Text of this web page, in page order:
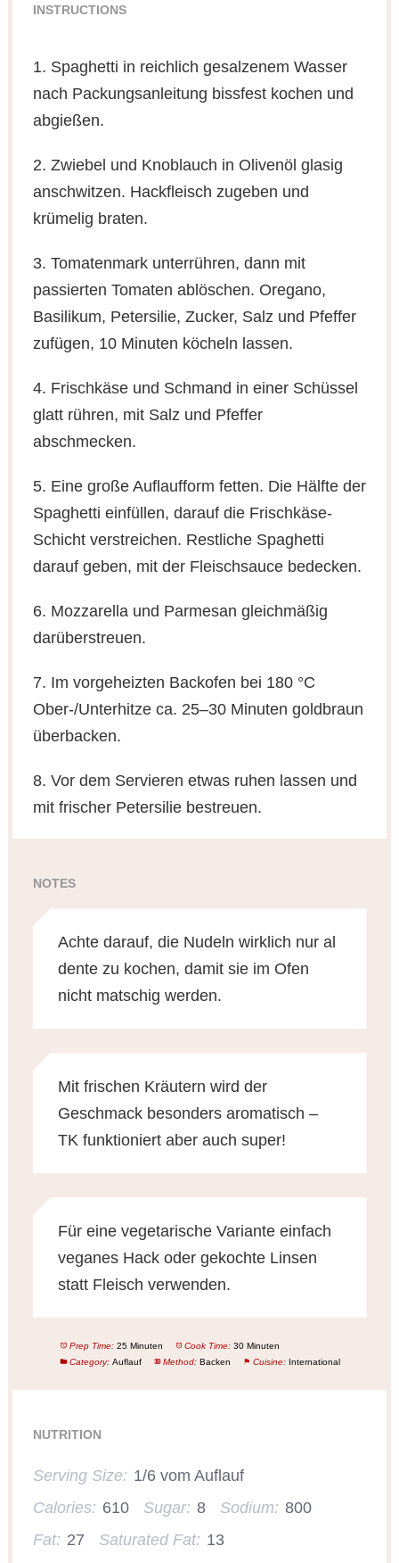
INSTRUCTIONS
1. Spaghetti in reichlich gesalzenem Wasser
nach Packungsanleitung bissfest kochen und
abgießen.
2. Zwiebel und Knoblauch in Olivenöl glasig
anschwitzen. Hackfleisch zugeben und
krümelig braten.
3. Tomatenmark unterrühren, dann mit
passierten Tomaten ablöschen. Oregano,
Basilikum, Petersilie, Zucker, Salz und Pfeffer
zufügen, 10 Minuten köcheln lassen.
4. Frischkäse und Schmand in einer Schüssel
glatt rühren, mit Salz und Pfeffer
abschmecken.
5. Eine große Auflaufform fetten. Die Hälfte der
Spaghetti einfüllen, darauf die Frischkäse-
Schicht verstreichen. Restliche Spaghetti
darauf geben, mit der Fleischsauce bedecken.
6. Mozzarella und Parmesan gleichmäßig
darüberstreuen.
7. Im vorgeheizten Backofen bei 180 °C
Ober-/Unterhitze ca. 25–30 Minuten goldbraun
überbacken.
8. Vor dem Servieren etwas ruhen lassen und
mit frischer Petersilie bestreuen.
NOTES
Achte darauf, die Nudeln wirklich nur al
dente zu kochen, damit sie im Ofen
nicht matschig werden.
Mit frischen Kräutern wird der
Geschmack besonders aromatisch –
TK funktioniert aber auch super!
Für eine vegetarische Variante einfach
veganes Hack oder gekochte Linsen
statt Fleisch verwenden.
Prep Time: 25 Minuten Cook Time: 30 Minuten
Category: Auflauf Method: Backen Cuisine: International
NUTRITION
Serving Size: 1/6 vom Auflauf
Calories: 610 Sugar: 8 Sodium: 800
Fat: 27 Saturated Fat: 13